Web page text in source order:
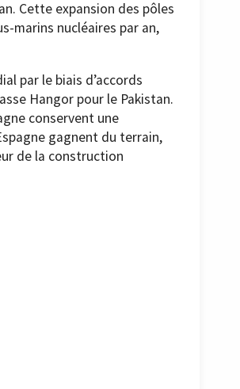
Cette expansion des pôles
marins nucléaires par an,
par le biais d’accords
Hangor pour le Pakistan.
conservent une
gagnent du terrain,
de la construction